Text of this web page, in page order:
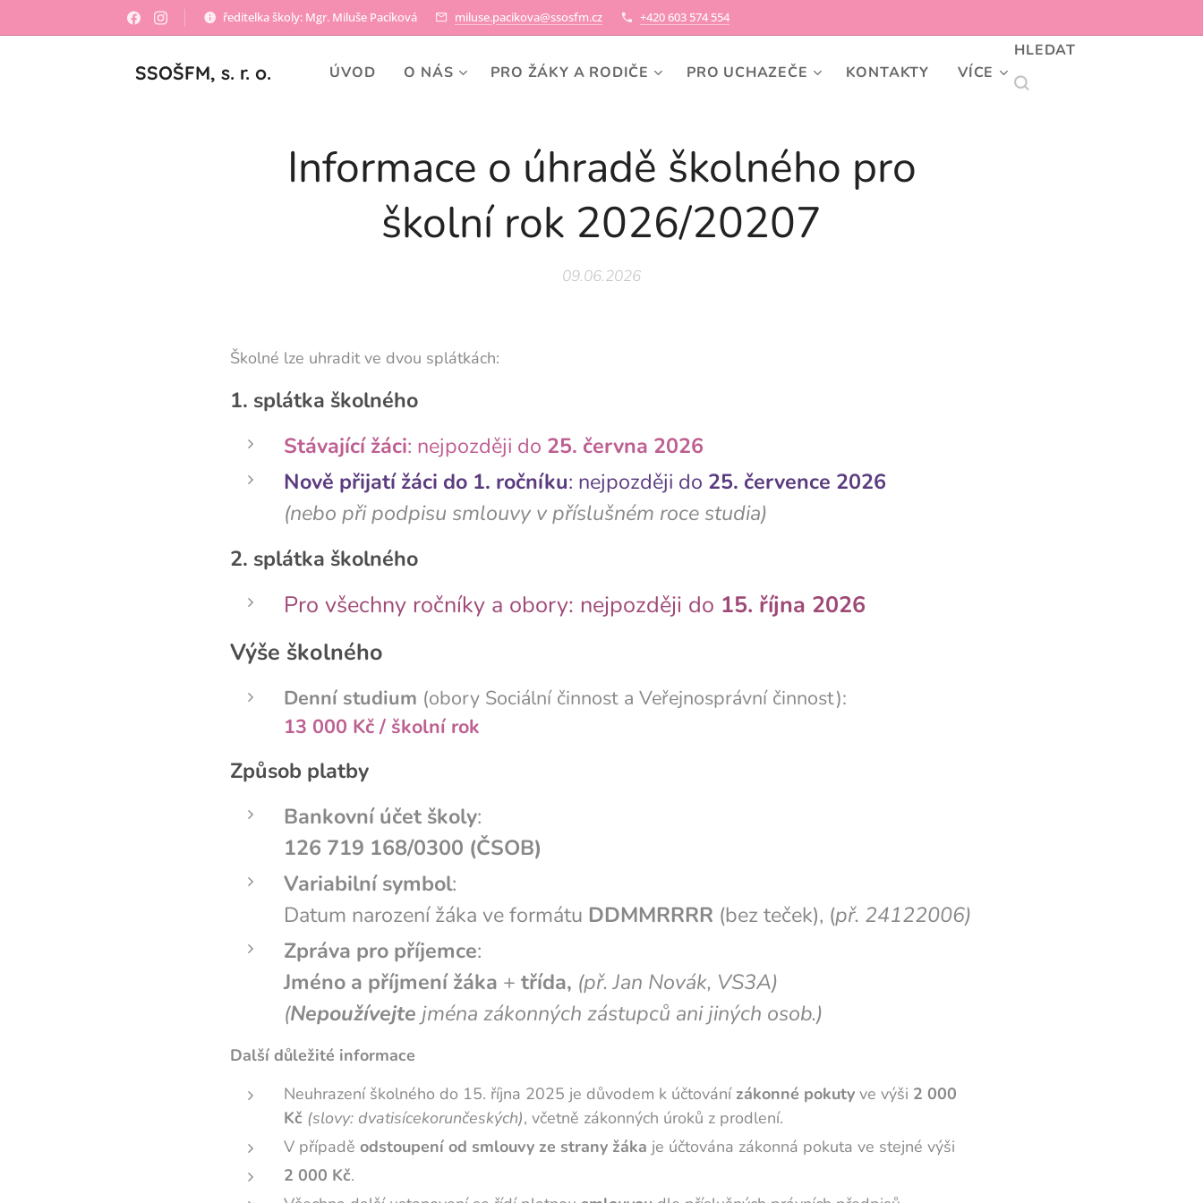
ředitelka školy: Mgr. Miluše Pacíková miluse.pacikova@ssosfm.cz +420 603 574 554
SSOŠFM, s. r. o. ÚVOD O NÁS PRO ŽÁKY A RODIČE PRO UCHAZEČE KONTAKTY VÍCE
HLEDAT
Informace o úhradě školného pro
školní rok 2026/20207
09.06.2026
Školné lze uhradit ve dvou splátkách:
1. splátka školného
Stávající žáci: nejpozději do 25. června 2026
Nově přijatí žáci do 1. ročníku: nejpozději do 25. července 2026
(nebo při podpisu smlouvy v příslušném roce studia)
2. splátka školného
Pro všechny ročníky a obory: nejpozději do 15. října 2026
Výše školného
Denní studium (obory Sociální činnost a Veřejnosprávní činnost):
13 000 Kč / školní rok
Způsob platby
Bankovní účet školy:
126 719 168/0300 (ČSOB)
Variabilní symbol:
Datum narození žáka ve formátu DDMMRRRR (bez teček), (př. 24122006)
Zpráva pro příjemce:
Jméno a příjmení žáka + třída, (př. Jan Novák, VS3A)
(Nepoužívejte jména zákonných zástupců ani jiných osob.)
Další důležité informace
Neuhrazení školného do 15. října 2025 je důvodem k účtování zákonné pokuty ve výši 2 000
Kč (slovy: dvatisícekorunčeských), včetně zákonných úroků z prodlení.
V případě odstoupení od smlouvy ze strany žáka je účtována zákonná pokuta ve stejné výši
2 000 Kč.